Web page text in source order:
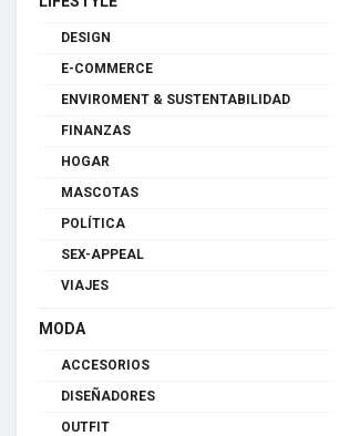
DESIGN
E-COMMERCE
ENVIROMENT & SUSTENTABILIDAD
FINANZAS
HOGAR
MASCOTAS
POLÍTICA
SEX-APPEAL
VIAJES
MODA
ACCESORIOS
DISEÑADORES
OUTFIT